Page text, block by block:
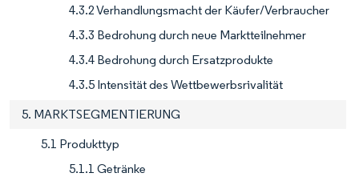
4.3.2 Verhandlungsmacht der Käufer/Verbraucher
4.3.3 Bedrohung durch neue Marktteilnehmer
4.3.4 Bedrohung durch Ersatzprodukte
4.3.5 Intensität des Wettbewerbsrivalität
5. MARKTSEGMENTIERUNG
5.1 Produkttyp
5.1.1 Getränke